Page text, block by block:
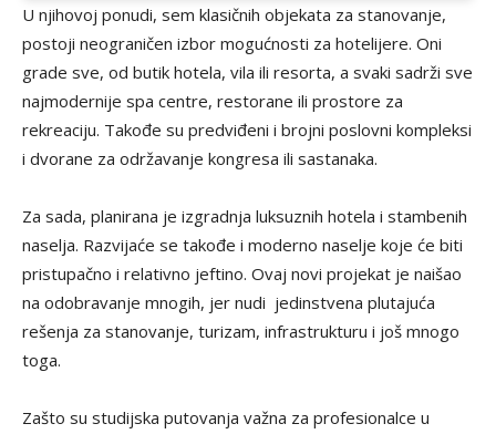
U njihovoj ponudi, sem klasičnih objekata za stanovanje,
postoji neograničen izbor mogućnosti za hotelijere. Oni
grade sve, od butik hotela, vila ili resorta, a svaki sadrži sve
najmodernije spa centre, restorane ili prostore za
rekreaciju. Takođe su predviđeni i brojni poslovni kompleksi
i dvorane za održavanje kongresa ili sastanaka.
Za sada, planirana je izgradnja luksuznih hotela i stambenih
naselja. Razvijaće se takođe i moderno naselje koje će biti
pristupačno i relativno jeftino. Ovaj novi projekat je naišao
na odobravanje mnogih, jer nudi jedinstvena plutajuća
rešenja za stanovanje, turizam, infrastrukturu i još mnogo
toga.
Zašto su studijska putovanja važna za profesionalce u